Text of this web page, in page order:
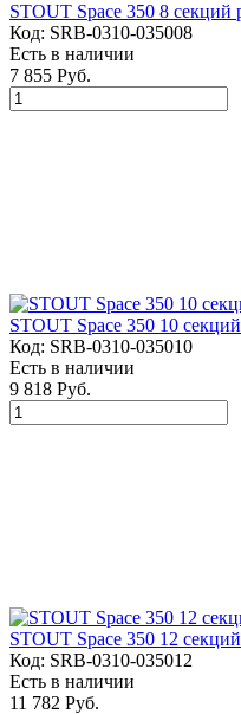
STOUT Space 350 8 секций
Код: SRB-0310-035008
Есть в наличии
7 855 Руб.
STOUT Space 350 10
Код: SRB-0310-035010
Есть в наличии
9 818 Руб.
STOUT Space 350 12
Код: SRB-0310-035012
Есть в наличии
11 782 Руб.